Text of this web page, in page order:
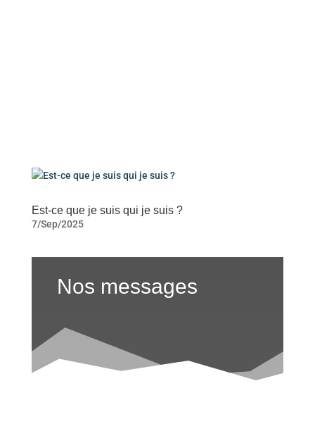
Est-ce que je suis qui je suis ?
7/Sep/2025
Nos messages